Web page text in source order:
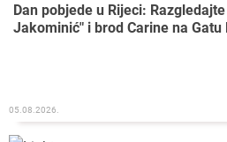
Dan pobjede u Rijeci:
Jakominić" i brod Carine na Gatu
05.08.2026.